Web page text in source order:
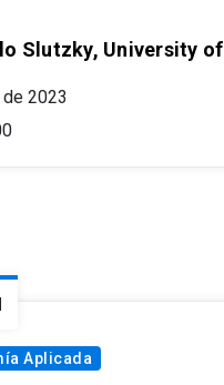
Slutzky, University of
2023
Aplicada